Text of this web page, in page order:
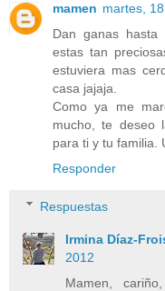
mamen martes,
Dan ganas
estas tan
estuviera mas
casa jajaja.
Como ya me
mucho, te deseo
para ti y tu familia.
Responder
Respuestas
Irmina Díaz-
2012
Mamen,